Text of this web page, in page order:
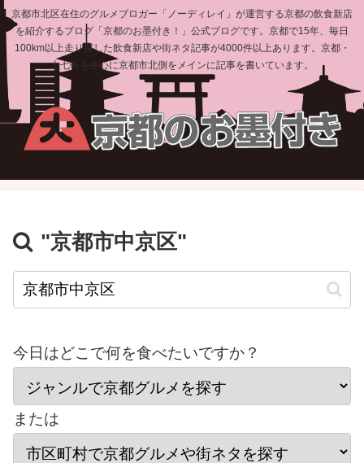
京都市北区在住のグルメブロガー「ノーディレイ」が運営する京都の飲食新店
を紹介するブログ「京都のお墨付き！」公式ブログです。京都で15年、毎日
100km以上走り探した飲食新店や街ネタ記事が4000件以上あります。京都・
上七軒を中心に京都市北側をメインに記事を書いています。
"京都市中京区"
今日はどこで何を食べたいですか？
または